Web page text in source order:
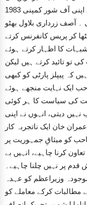
بھی آف شور کمپنی ہے،عمران خان کی اپنی آف شور کمپنی 1983
۔ آصف زرداری بلاول بھٹو
کر پریس کانفرنس کرتے
کا اظہار کرتے ہوئے
تو تائید کرتے ہیں لیکن
کہ پیپلز پارٹی کو کبھی
ایک نہایت منجھے ہوئے
کی سیاست کا ہر کوئی
دیتی، انہوں نے اپنی
خان ایک ناتجربہ کار
کو میثاقِ جمہوریت پر
کرنا چاہیے، انہیں بے
پر نہیں چلنا چاہیے۔
وزیراعظم کو عہدہ
مطالبات کرکے معاملے کو